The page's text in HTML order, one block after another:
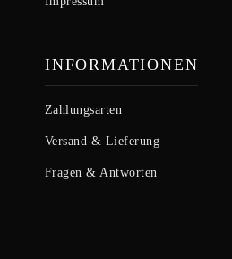
INFORMATIONEN
Zahlungsarten
Versand & Lieferung
Fragen & Antworten